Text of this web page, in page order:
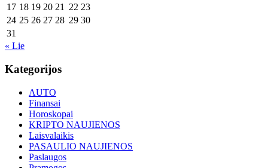
17 18 19 20 21 22 23
24 25 26 27 28 29 30
31
« Lie
Kategorijos
AUTO
Finansai
Horoskopai
KRIPTO NAUJIENOS
Laisvalaikis
PASAULIO NAUJIENOS
Paslaugos